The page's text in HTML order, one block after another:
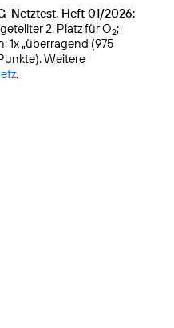
Netztest, Heft 01/2026:
2. Platz für O2;
1x „überragend (975
Weitere
.